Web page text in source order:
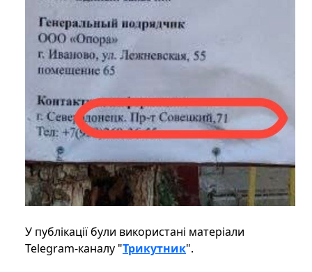
У публікації були використані матеріали
Telegram-каналу "Трикутник".